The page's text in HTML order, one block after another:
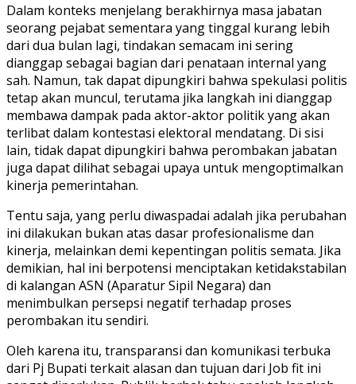
Dalam konteks menjelang berakhirnya masa jabatan
seorang pejabat sementara yang tinggal kurang lebih
dari dua bulan lagi, tindakan semacam ini sering
dianggap sebagai bagian dari penataan internal yang
sah. Namun, tak dapat dipungkiri bahwa spekulasi politis
tetap akan muncul, terutama jika langkah ini dianggap
membawa dampak pada aktor-aktor politik yang akan
terlibat dalam kontestasi elektoral mendatang. Di sisi
lain, tidak dapat dipungkiri bahwa perombakan jabatan
juga dapat dilihat sebagai upaya untuk mengoptimalkan
kinerja pemerintahan.
Tentu saja, yang perlu diwaspadai adalah jika perubahan
ini dilakukan bukan atas dasar profesionalisme dan
kinerja, melainkan demi kepentingan politis semata. Jika
demikian, hal ini berpotensi menciptakan ketidakstabilan
di kalangan ASN (Aparatur Sipil Negara) dan
menimbulkan persepsi negatif terhadap proses
perombakan itu sendiri.
Oleh karena itu, transparansi dan komunikasi terbuka
dari Pj Bupati terkait alasan dan tujuan dari Job fit ini